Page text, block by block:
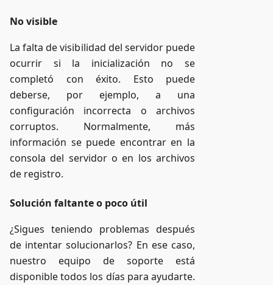
No visible
La falta de visibilidad del servidor puede
ocurrir si la inicialización no se
completó con éxito. Esto puede
deberse, por ejemplo, a una
configuración incorrecta o archivos
corruptos. Normalmente, más
información se puede encontrar en la
consola del servidor o en los archivos
de registro.
Solución faltante o poco útil
¿Sigues teniendo problemas después
de intentar solucionarlos? En ese caso,
nuestro equipo de soporte está
disponible todos los días para ayudarte.